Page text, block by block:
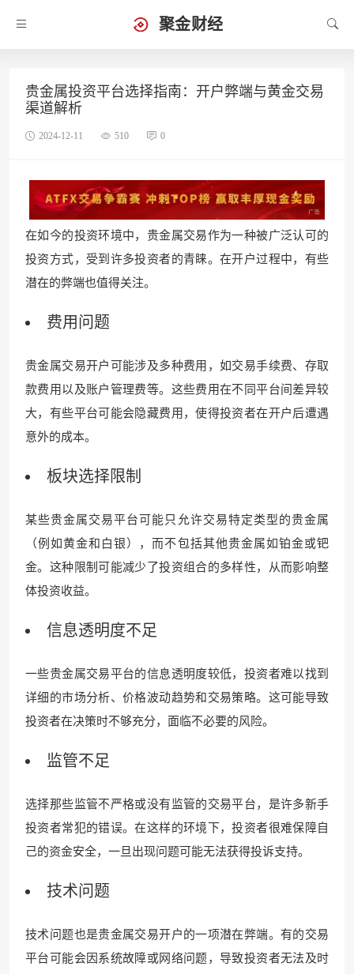
聚金财经
贵金属投资平台选择指南：开户弊端与黄金交易
渠道解析
2024-12-11 510 0
在如今的投资环境中，贵金属交易作为一种被广泛认可的
投资方式，受到许多投资者的青睐。在开户过程中，有些
潜在的弊端也值得关注。
费用问题
贵金属交易开户可能涉及多种费用，如交易手续费、存取
款费用以及账户管理费等。这些费用在不同平台间差异较
大，有些平台可能会隐藏费用，使得投资者在开户后遭遇
意外的成本。
板块选择限制
某些贵金属交易平台可能只允许交易特定类型的贵金属
（例如黄金和白银），而不包括其他贵金属如铂金或钯
金。这种限制可能减少了投资组合的多样性，从而影响整
体投资收益。
信息透明度不足
一些贵金属交易平台的信息透明度较低，投资者难以找到
详细的市场分析、价格波动趋势和交易策略。这可能导致
投资者在决策时不够充分，面临不必要的风险。
监管不足
选择那些监管不严格或没有监管的交易平台，是许多新手
投资者常犯的错误。在这样的环境下，投资者很难保障自
己的资金安全，一旦出现问题可能无法获得投诉支持。
技术问题
技术问题也是贵金属交易开户的一项潜在弊端。有的交易
平台可能会因系统故障或网络问题，导致投资者无法及时